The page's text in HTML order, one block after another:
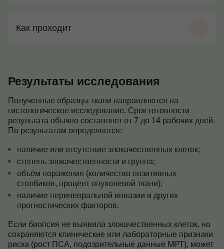
Как проходит
Результаты исследования
Полученные образцы ткани направляются на
гистологическое исследование. Срок готовности
результата обычно составляет от 7 до 14 рабочих дней.
По результатам определяется:
наличие или отсутствие злокачественных клеток;
степень злокачественности и группа;
объём поражения (количество позитивных
столбиков, процент опухолевой ткани);
наличие периневральной инвазии и других
прогностических факторов.
Если биопсия не выявила злокачественных клеток, но
сохраняются клинические или лабораторные признаки
риска (рост ПСА, подозрительные данные МРТ), может